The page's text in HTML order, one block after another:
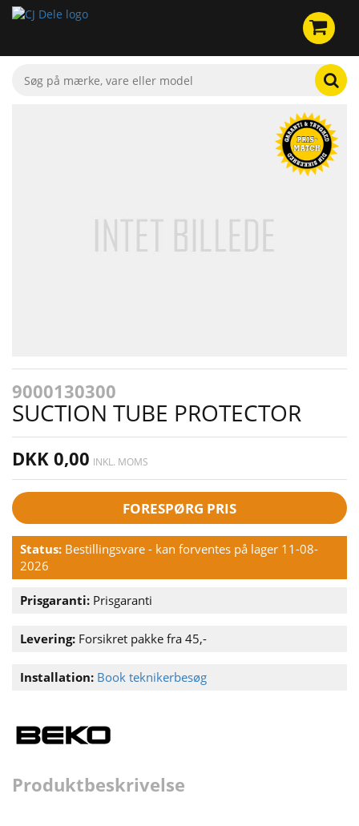
9000130300
SUCTION TUBE PROTECTOR
DKK 0,00 INKL. MOMS
FORESPØRG PRIS
Status: Bestillingsvare - kan forventes på lager 11-08-
2026
Prisgaranti: Prisgaranti
Levering: Forsikret pakke fra 45,-
Installation: Book teknikerbesøg
Produktbeskrivelse